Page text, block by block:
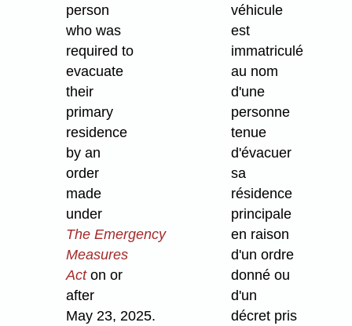
person
who was
required to
evacuate
their
primary
residence
by an
order
made
under
The Emergency
Measures
Acton or
after
May 23, 2025.
véhicule
est
immatriculé
au nom
d'une
personne
tenue
d'évacuer
sa
résidence
principale
en raison
d'un ordre
donné ou
d'un
décret pris